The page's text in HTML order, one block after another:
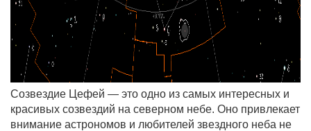
Созвездие Цефей — это одно из самых интересных и
красивых созвездий на северном небе. Оно привлекает
внимание астрономов и любителей звездного неба не